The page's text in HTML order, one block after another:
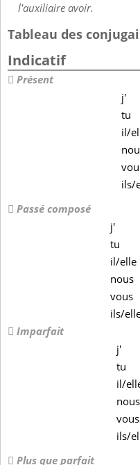
l'auxiliaire avoir.
Tableau des
Indicatif
Présent
j'
tu
il/
ils/
Passé composé
j'
tu
il/elle
nous
vous
ils/
Imparfait
j'
tu
il/
nous
vous
ils/
Plus que parfait